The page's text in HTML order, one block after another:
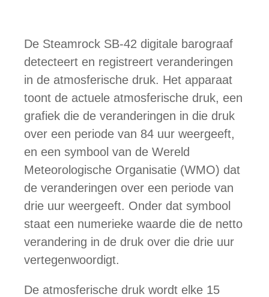
De Steamrock SB-42 digitale barograaf
detecteert en registreert veranderingen
in de atmosferische druk. Het apparaat
toont de actuele atmosferische druk, een
grafiek die de veranderingen in die druk
over een periode van 84 uur weergeeft,
en een symbool van de Wereld
Meteorologische Organisatie (WMO) dat
de veranderingen over een periode van
drie uur weergeeft. Onder dat symbool
staat een numerieke waarde die de netto
verandering in de druk over die drie uur
vertegenwoordigt.
De atmosferische druk wordt elke 15